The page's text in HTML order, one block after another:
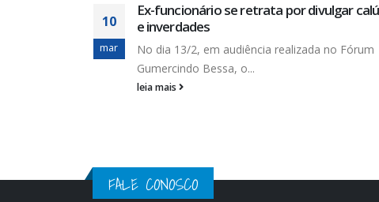
22
mar
Manifesto Contra a Privatização da Deso
ÁGUA É VIDA!PRIVATIZAR A DESO É GOLPE!
Manifesto Contra a Privatização da...
leia mais
FALE CONOSCO